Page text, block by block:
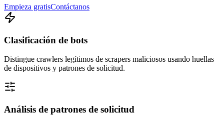
Empieza gratisContáctanos
Clasificación de bots
Distingue crawlers legítimos de scrapers maliciosos usando huellas
de dispositivos y patrones de solicitud.
Análisis de patrones de solicitud